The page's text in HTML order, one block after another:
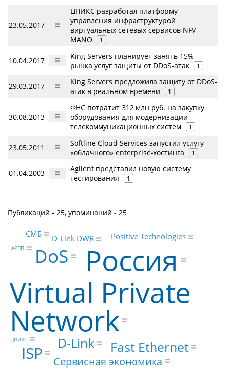
23.05.2017
ЦПИКС разработал платформу
управления инфраструктурой
виртуальных сетевых сервисов NFV –
MANO
1
10.04.2017
King Servers планирует занять 15%
рынка услуг защиты от DDoS-атак
1
29.03.2017
King Servers предложила защиту от DDoS-
атак в реальном времени
1
30.08.2013
ФНС потратит 312 млн руб. на закупку
оборудования для модернизации
телекоммуникационных систем
1
23.05.2011
Softline Cloud Services запустил услугу
«облачного» enterprise-хостинга
1
01.04.2003
Agilent представил новую систему
тестирования
1
Публикаций - 25, упоминаний - 25
Virtual Private
Network
Россия
DoS
ISP
D-Link Fast Ethernet
Сервисная экономика
Positive Technologies
D-Link DWR
СМБ
ЦПИКС
АРПП